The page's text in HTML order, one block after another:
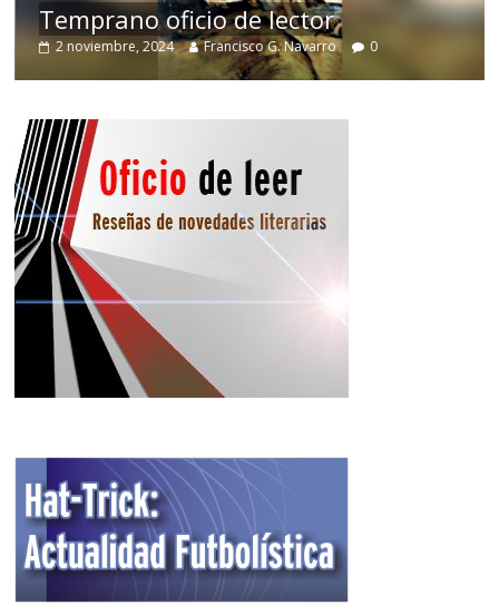
Temprano oficio de lector
2 noviembre, 2024 Francisco G. Navarro 0